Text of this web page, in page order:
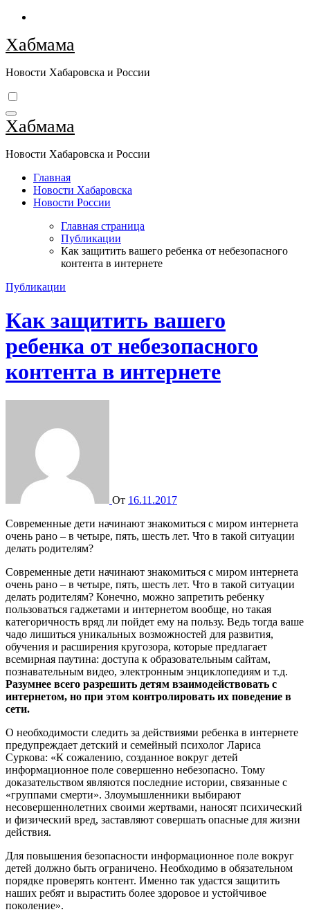
Перейти
содержимому
Хабмама
Новости Хабаровска и России
Хабмама
Новости Хабаровска и России
Главная
Новости Хабаровска
Новости России
Главная страница
Публикации
Как защитить вашего ребенка от небезопасного
контента в интернете
Публикации
Как защитить вашего
ребенка от небезопасного
контента в интернете
От 16.11.2017
Современные дети начинают знакомиться с миром интернета
очень рано – в четыре, пять, шесть лет. Что в такой ситуации
делать родителям?
Современные дети начинают знакомиться с миром интернета
очень рано – в четыре, пять, шесть лет. Что в такой ситуации
делать родителям? Конечно, можно запретить ребенку
пользоваться гаджетами и интернетом вообще, но такая
категоричность вряд ли пойдет ему на пользу. Ведь тогда ваше
чадо лишиться уникальных возможностей для развития,
обучения и расширения кругозора, которые предлагает
всемирная паутина: доступа к образовательным сайтам,
познавательным видео, электронным энциклопедиям и т.д.
Разумнее всего разрешить детям взаимодействовать с
интернетом, но при этом контролировать их поведение в
сети.
О необходимости следить за действиями ребенка в интернете
предупреждает детский и семейный психолог Лариса
Суркова: «К сожалению, созданное вокруг детей
информационное поле совершенно небезопасно. Тому
доказательством являются последние истории, связанные с
«группами смерти». Злоумышленники выбирают
несовершеннолетних своими жертвами, наносят психический
и физический вред, заставляют совершать опасные для жизни
действия.
Для повышения безопасности информационное поле вокруг
детей должно быть ограничено. Необходимо в обязательном
порядке проверять контент. Именно так удастся защитить
наших ребят и вырастить более здоровое и устойчивое
поколение».